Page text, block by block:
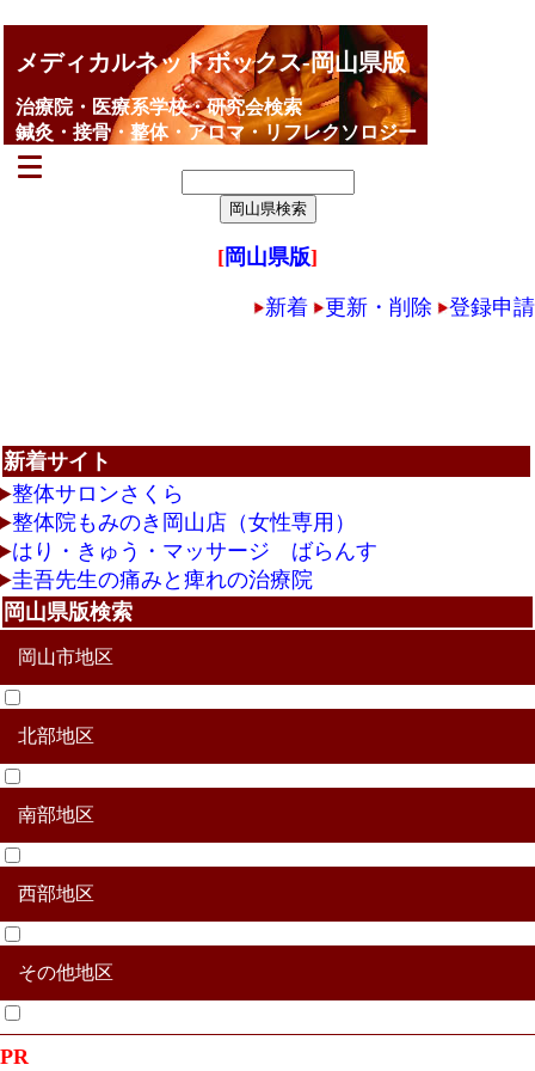
メディカルネットボックス-岡山県版
治療院・医療系学校・研究会検索
鍼灸・接骨・整体・アロマ・リフレクソロジー
[岡山県版]
新着 更新・削除 登録申請
新着サイト
整体サロンさくら
整体院もみのき岡山店（女性専用）
はり・きゅう・マッサージ ばらんす
圭吾先生の痛みと痺れの治療院
岡山県版検索
岡山市地区
北区
中区
東区
南区
北部地区
真庭市
津山市
美作市
真庭郡新庄村
苫田郡鏡野町
勝田郡勝央町
勝田郡奈義町
英田郡西粟倉村
久米郡久米南町
久米郡美咲町
南部地区
赤磐市
玉野市
瀬戸内市
備前市
加賀郡吉備中央町
和気郡和気町
西部地区
新見市
高梁市
井原氏
総社市
笠岡市
浅口市
倉敷市
小田郡矢掛町
浅口郡里庄町
都窪郡早島町
その他地区
その他合併地区
PR